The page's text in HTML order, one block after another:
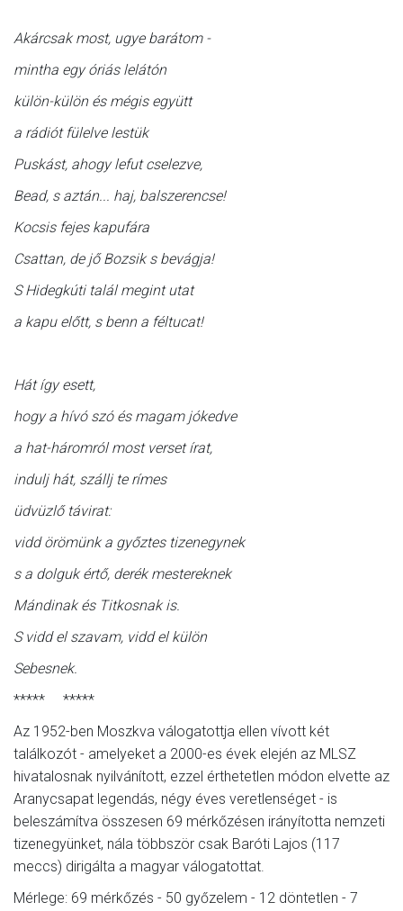
Akárcsak most, ugye barátom -
mintha egy óriás lelátón
külön-külön és mégis együtt
a rádiót fülelve lestük
Puskást, ahogy lefut cselezve,
Bead, s aztán... haj, balszerencse!
Kocsis fejes kapufára
Csattan, de jő Bozsik s bevágja!
S Hidegkúti talál megint utat
a kapu előtt, s benn a féltucat!
Hát így esett,
hogy a hívó szó és magam jókedve
a hat-háromról most verset írat,
indulj hát, szállj te rímes
üdvüzlő távirat:
vidd örömünk a győztes tizenegynek
s a dolguk értő, derék mestereknek
Mándinak és Titkosnak is.
S vidd el szavam, vidd el külön
Sebesnek.
***** *****
Az 1952-ben Moszkva válogatottja ellen vívott két
találkozót - amelyeket a 2000-es évek elején az MLSZ
hivatalosnak nyilvánított, ezzel érthetetlen módon elvette az
Aranycsapat legendás, négy éves veretlenséget - is
beleszámítva összesen 69 mérkőzésen irányította nemzeti
tizenegyünket, nála többször csak Baróti Lajos (117
meccs) dirigálta a magyar válogatottat.
Mérlege: 69 mérkőzés - 50 győzelem - 12 döntetlen - 7